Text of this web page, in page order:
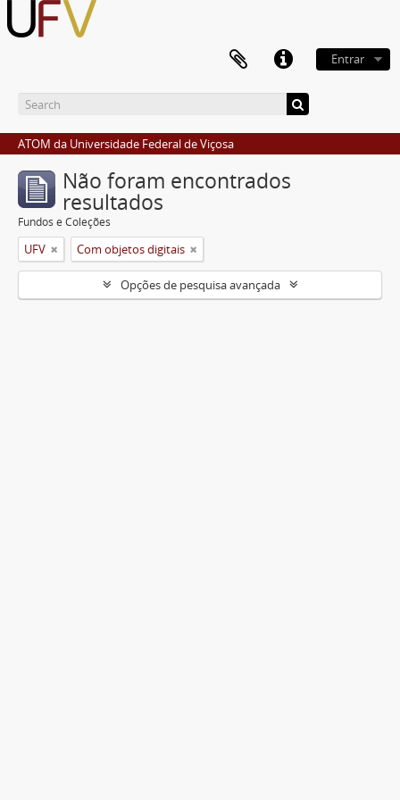
Entrar
ATOM da Universidade Federal de Viçosa
Não foram encontrados
resultados
Fundos e Coleções
UFV Com objetos digitais
Opções de pesquisa avançada